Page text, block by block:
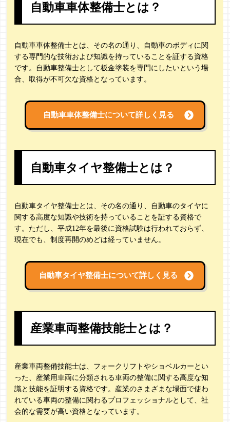
自動車車体整備士とは？
自動車車体整備士とは、その名の通り、自動車のボディに関
する専門的な技術および知識を持っていることを証する資格
です。自動車整備士として板金塗装を専門にしたいという場
合、取得が不可欠な資格となっています。
自動車車体整備士について詳しく見る
自動車タイヤ整備士とは？
自動車タイヤ整備士とは、その名の通り、自動車のタイヤに
関する高度な知識や技術を持っていることを証する資格で
す。ただし、平成12年を最後に資格試験は行われておらず、
現在でも、制度再開のめどは経っていません。
自動車タイヤ整備士について詳しく見る
産業車両整備技能士とは？
産業車両整備技能士は、フォークリフトやショベルカーとい
った、産業用車両に分類される車両の整備に関する高度な知
識と技能を証明する資格です。産業のさまざまな場面で使わ
れている車両の整備に関わるプロフェッショナルとして、社
会的な需要が高い資格となっています。